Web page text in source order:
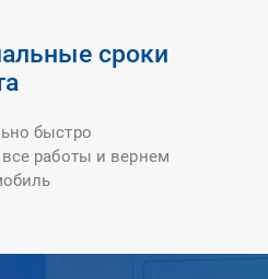
сроки
быстро
работы и вернем